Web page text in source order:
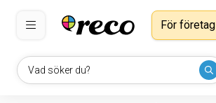
Vad söker du?
För företag